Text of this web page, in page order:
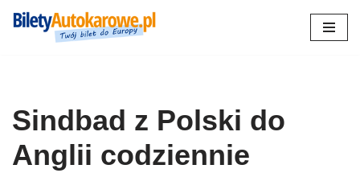
Sindbad z Polski do
Anglii codziennie